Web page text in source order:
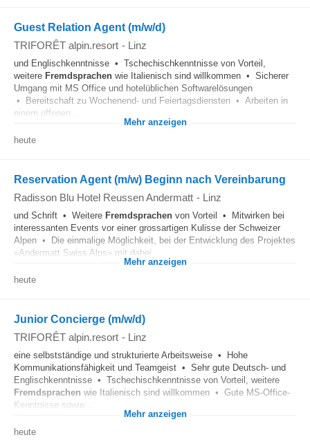
Guest Relation Agent (m/w/d)
TRIFORÊT alpin.resort - Linz
und Englischkenntnisse • Tschechischkenntnisse von Vorteil,
weitere Fremdsprachen wie Italienisch sind willkommen • Sicherer
Umgang mit MS Office und hotelüblichen Softwarelösungen
• Bereitschaft zu Wochenend- und Feiertagsdiensten • Arbeiten in
einem offenen...
Mehr anzeigen
heute
Reservation Agent (m/w) Beginn nach Vereinbarung
Radisson Blu Hotel Reussen Andermatt - Linz
und Schrift • Weitere Fremdsprachen von Vorteil • Mitwirken bei
interessanten Events vor einer grossartigen Kulisse der Schweizer
Alpen • Die einmalige Möglichkeit, bei der Entwicklung des Projektes
«Andermatt Swiss Alps» mit dabei...
Mehr anzeigen
heute
Junior Concierge (m/w/d)
TRIFORÊT alpin.resort - Linz
eine selbstständige und strukturierte Arbeitsweise • Hohe
Kommunikationsfähigkeit und Teamgeist • Sehr gute Deutsch- und
Englischkenntnisse • Tschechischkenntnisse von Vorteil, weitere
Fremdsprachen wie Italienisch sind willkommen • Gute MS-Office-
Kenntnisse sowie...
Mehr anzeigen
heute